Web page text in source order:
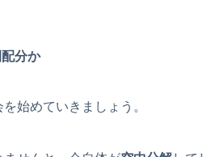
分か
始めていきましょう。